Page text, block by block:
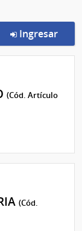
Ingresar
(Cód. Artículo
(Cód.